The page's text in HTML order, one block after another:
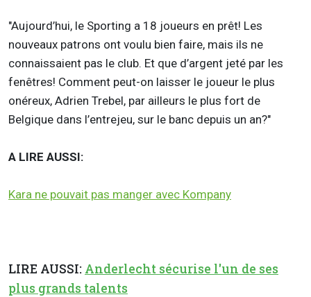
"Aujourd’hui, le Sporting a 18 joueurs en prêt! Les
nouveaux patrons ont voulu bien faire, mais ils ne
connaissaient pas le club. Et que d’argent jeté par les
fenêtres! Comment peut-on laisser le joueur le plus
onéreux, Adrien Trebel, par ailleurs le plus fort de
Belgique dans l’entrejeu, sur le banc depuis un an?"
A LIRE AUSSI:
Kara ne pouvait pas manger avec Kompany
LIRE AUSSI: Anderlecht sécurise l'un de ses
plus grands talents